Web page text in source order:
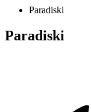
Paradiski
Paradiski